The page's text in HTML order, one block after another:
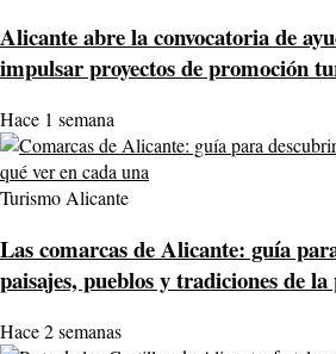
Alicante abre la convocatoria de
impulsar proyectos de promoción
Hace 1 semana
Turismo Alicante
Las comarcas de Alicante: guía
paisajes, pueblos y tradiciones de
Hace 2 semanas